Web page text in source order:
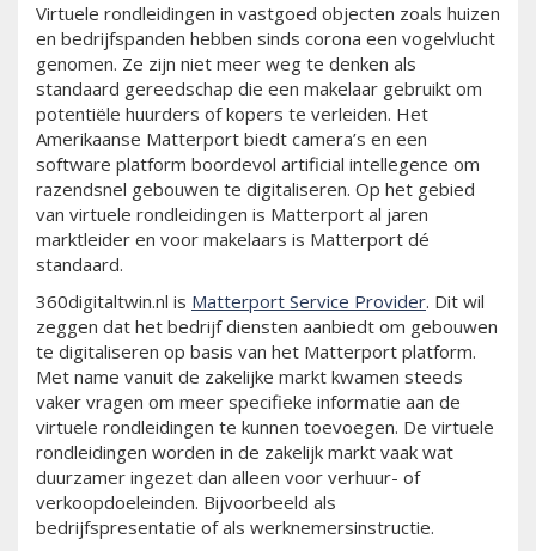
Virtuele rondleidingen in vastgoed objecten zoals huizen
en bedrijfspanden hebben sinds corona een vogelvlucht
genomen. Ze zijn niet meer weg te denken als
standaard gereedschap die een makelaar gebruikt om
potentiële huurders of kopers te verleiden. Het
Amerikaanse Matterport biedt camera’s en een
software platform boordevol artificial intellegence om
razendsnel gebouwen te digitaliseren. Op het gebied
van virtuele rondleidingen is Matterport al jaren
marktleider en voor makelaars is Matterport dé
standaard.
360digitaltwin.nl is Matterport Service Provider. Dit wil
zeggen dat het bedrijf diensten aanbiedt om gebouwen
te digitaliseren op basis van het Matterport platform.
Met name vanuit de zakelijke markt kwamen steeds
vaker vragen om meer specifieke informatie aan de
virtuele rondleidingen te kunnen toevoegen. De virtuele
rondleidingen worden in de zakelijk markt vaak wat
duurzamer ingezet dan alleen voor verhuur- of
verkoopdoeleinden. Bijvoorbeeld als
bedrijfspresentatie of als werknemersinstructie.